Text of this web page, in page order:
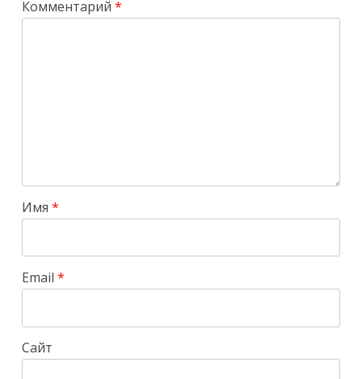
Комментарий*
Имя*
Email*
Сайт